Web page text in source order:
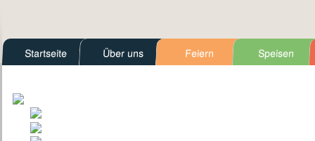
Startseite Über uns Feiern Speisen